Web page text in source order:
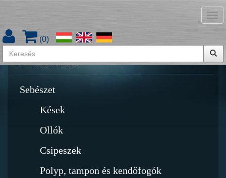
(0)
Termékek
Sebészet
Kések
Ollók
Csipeszek
Polyp, tampon és kendőfogók